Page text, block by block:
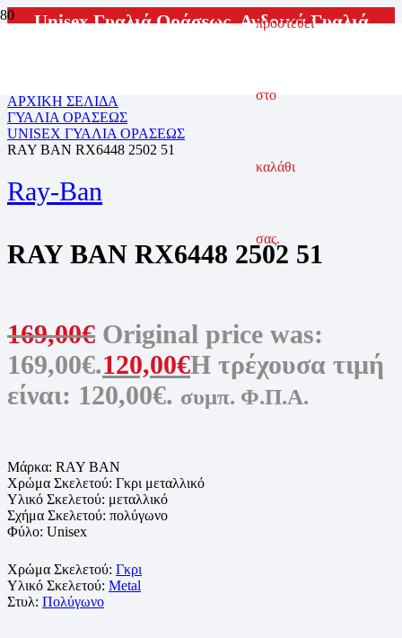
προστεθεί
στο
καλάθι
σας.
Unisex Γυαλιά Οράσεως,Ανδρικά Γυαλιά
ΑΡΧΙΚΗ ΣΕΛΙΔΑ
ΓΥΑΛΙΑ ΟΡΑΣΕΩΣ
UNISEX ΓΥΑΛΙΑ ΟΡΑΣΕΩΣ
RAY BAN RX6448 2502 51
Ray-Ban
RAY BAN RX6448 2502 51
169,00€ Original price was:
169,00€.120,00€Η τρέχουσα τιμή
είναι: 120,00€. συμπ. Φ.Π.Α.
Μάρκα: RAY BAN
Χρώμα Σκελετού: Γκρι μεταλλικό
Υλικό Σκελετού: μεταλλικό
Σχήμα Σκελετού: πολύγωνο
Φύλο: Unisex
Χρώμα Σκελετού: Γκρι
Υλικό Σκελετού: Metal
Στυλ: Πολύγωνο